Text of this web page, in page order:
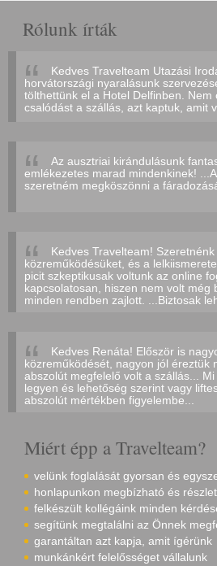
Rólunk írták
Kedves Travelteam Utazási
horvátországi nyaralásunk
tölthettünk el a Hotel Delfinben. Nem
csalódást a szállás, azt kaptuk, amit
Az ausztriai kirándulásunk
emlékezetes marad mindenkinek!
szeretném megköszönni a
Kedves Travelteam!
közreműködésüket, és a
picit szkeptikusak voltunk az online
kapcsolatosan, hiszen nem volt még
minden rendben zajlott. ...Biztosak
Kedves Renáta! Először is
közreműködését, nagyon jól éreztük
abszolút megfelelő volt a szállás...
legyen és lehetőség szerint vagy
abszolút mértékben figyelembe...
Miért épp a Travelteam?
velünk foglalását gyorsan és
honlapunkon megbízható és
felkészült kollégáink minden
segítünk megtalálni az Önnek
garantáltan azt kapja, amit ígérünk
munkánkért felelősséget vállalunk